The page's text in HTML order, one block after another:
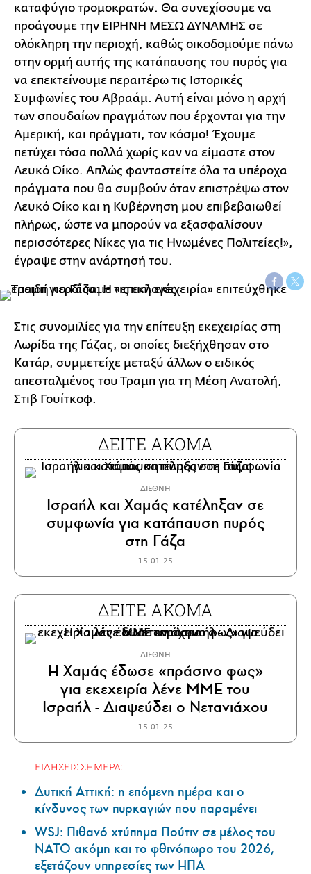
καταφύγιο τρομοκρατών. Θα συνεχίσουμε να
προάγουμε την ΕΙΡΗΝΗ ΜΕΣΩ ΔΥΝΑΜΗΣ σε
ολόκληρη την περιοχή, καθώς οικοδομούμε πάνω
στην ορμή αυτής της κατάπαυσης του πυρός για
να επεκτείνουμε περαιτέρω τις Ιστορικές
Συμφωνίες του Αβραάμ. Αυτή είναι μόνο η αρχή
των σπουδαίων πραγμάτων που έρχονται για την
Αμερική, και πράγματι, τον κόσμο! Έχουμε
πετύχει τόσα πολλά χωρίς καν να είμαστε στον
Λευκό Οίκο. Απλώς φανταστείτε όλα τα υπέροχα
πράγματα που θα συμβούν όταν επιστρέψω στον
Λευκό Οίκο και η Κυβέρνηση μου επιβεβαιωθεί
πλήρως, ώστε να μπορούν να εξασφαλίσουν
περισσότερες Νίκες για τις Ηνωμένες Πολιτείες!»,
έγραψε στην ανάρτησή του.
Στις συνομιλίες για την επίτευξη εκεχειρίας στη
Λωρίδα της Γάζας, οι οποίες διεξήχθησαν στο
Κατάρ, συμμετείχε μεταξύ άλλων ο ειδικός
απεσταλμένος του Τραμπ για τη Μέση Ανατολή,
Στιβ Γουίτκοφ.
ΔΕΙΤΕ ΑΚΟΜΑ
ΔΙΕΘΝΗ
Ισραήλ και Χαμάς κατέληξαν σε
συμφωνία για κατάπαυση πυρός
στη Γάζα
15.01.25
ΔΕΙΤΕ ΑΚΟΜΑ
ΔΙΕΘΝΗ
Η Χαμάς έδωσε «πράσινο φως»
για εκεχειρία λένε ΜΜΕ του
Ισραήλ - Διαψεύδει ο Νετανιάχου
15.01.25
ΕΙΔΗΣΕΙΣ ΣΗΜΕΡΑ:
Δυτική Αττική: η επόμενη ημέρα και ο
κίνδυνος των πυρκαγιών που παραμένει
WSJ: Πιθανό χτύπημα Πούτιν σε μέλος του
ΝΑΤΟ ακόμη και το φθινόπωρο του 2026,
εξετάζουν υπηρεσίες των ΗΠΑ